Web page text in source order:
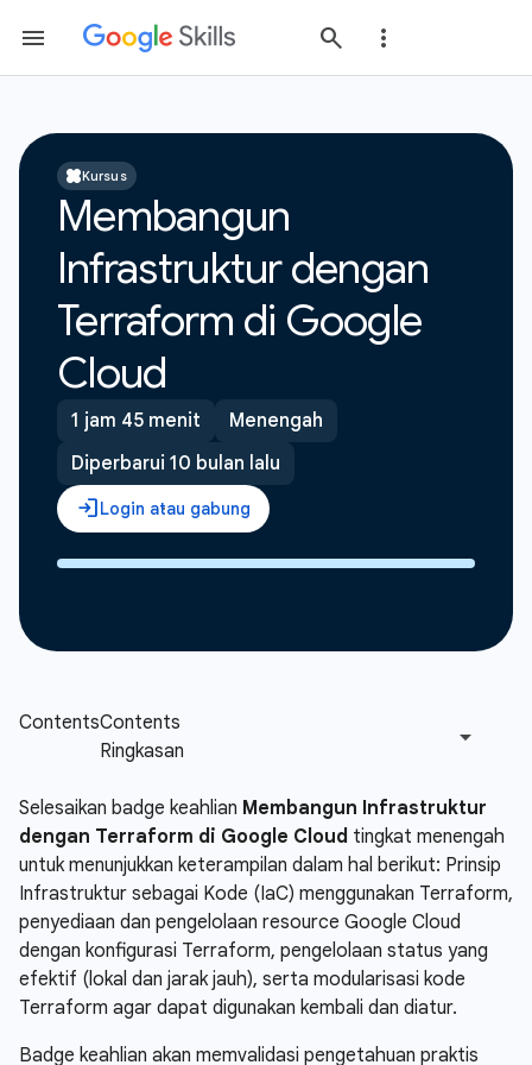
Kursus
Membangun
Infrastruktur dengan
Terraform di Google
Cloud
1 jam 45 menit
Menengah
Diperbarui 10 bulan lalu
Selesaikan badge keahlian Membangun Infrastruktur
dengan Terraform di Google Cloud tingkat menengah
untuk menunjukkan keterampilan dalam hal berikut: Prinsip
Infrastruktur sebagai Kode (IaC) menggunakan Terraform,
penyediaan dan pengelolaan resource Google Cloud
dengan konfigurasi Terraform, pengelolaan status yang
efektif (lokal dan jarak jauh), serta modularisasi kode
Terraform agar dapat digunakan kembali dan diatur.
Badge keahlian akan memvalidasi pengetahuan praktis